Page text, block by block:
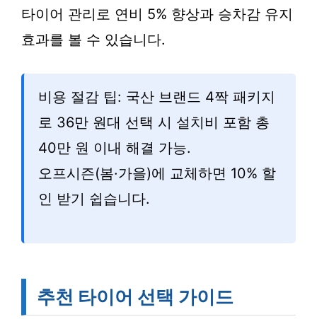
타이어 관리로 연비 5% 향상과 승차감 유지
효과를 볼 수 있습니다.
비용 절감 팁: 국산 브랜드 4짝 패키지
로 36만 원대 선택 시 설치비 포함 총
40만 원 이내 해결 가능.
오프시즌(봄·가을)에 교체하면 10% 할
인 받기 쉽습니다.
추천 타이어 선택 가이드